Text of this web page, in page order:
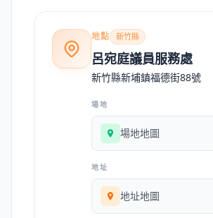
地點 新竹縣
呂宛庭議員服務處
新竹縣新埔鎮福德街88號
場地
場地地圖
地址
地址地圖